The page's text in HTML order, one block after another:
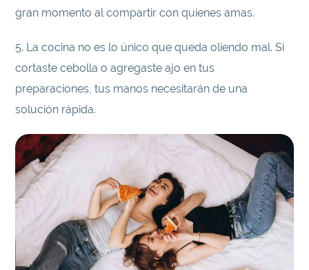
gran momento al compartir con quienes amas.
5. La cocina no es lo único que queda oliendo mal. Si
cortaste cebolla o agregaste ajo en tus
preparaciones, tus manos necesitarán de una
solución rápida.